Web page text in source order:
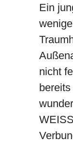
Ein
nicht